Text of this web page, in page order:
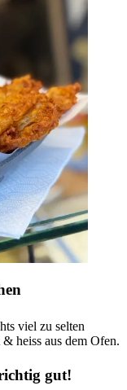
viel zu selten
heiss aus dem Ofen.
gut!